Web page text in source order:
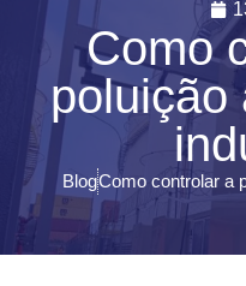
Como
poluição
BlogComo controlar a